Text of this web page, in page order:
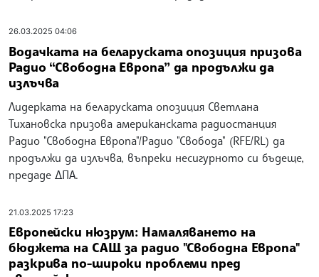
26.03.2025 04:06
Водачката на беларуската опозиция призова
Радио “Свободна Европа” да продължи да
излъчва
Лидерката на беларуската опозиция Светлана
Тихановска призова американската радиостанция
Радио "Свободна Европа"/Радио "Свобода" (RFE/RL) да
продължи да излъчва, въпреки несигурното си бъдеще,
предаде ДПА.
21.03.2025 17:23
Европейски нюзрум: Намаляването на
бюджета на САЩ за радио "Свободна Европа"
разкрива по-широки проблеми пред